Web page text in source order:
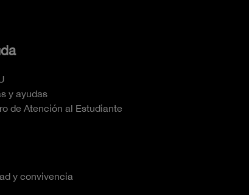
y ayudas
de Atención al Estudiante
y convivencia